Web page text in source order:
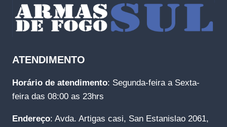
ATENDIMENTO
Horário de atendimento: Segunda-feira a Sexta-
feira das 08:00 as 23hrs
Endereço: Avda. Artigas casi, San Estanislao 2061,